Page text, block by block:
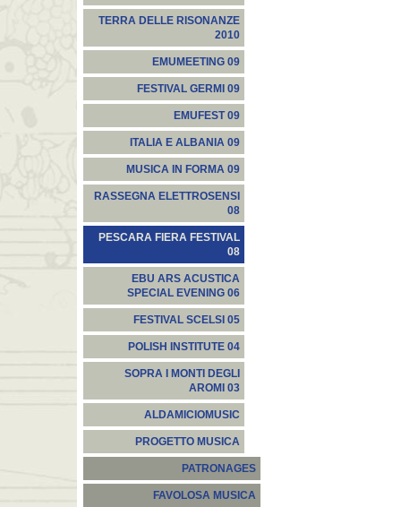
TERRA DELLE RISONANZE
2010
EMUMEETING 09
FESTIVAL GERMI 09
EMUFEST 09
ITALIA E ALBANIA 09
MUSICA IN FORMA 09
RASSEGNA ELETTROSENSI
08
PESCARA FIERA FESTIVAL
08
EBU ARS ACUSTICA
SPECIAL EVENING 06
FESTIVAL SCELSI 05
POLISH INSTITUTE 04
SOPRA I MONTI DEGLI
AROMI 03
ALDAMICIOMUSIC
PROGETTO MUSICA
PATRONAGES
FAVOLOSA MUSICA